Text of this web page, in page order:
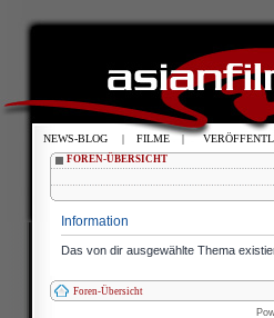
FOREN-ÜBERSICHT
Information
Das von dir ausgewählte Thema
Foren-Übersicht
NEWS-BLOG | FILME |